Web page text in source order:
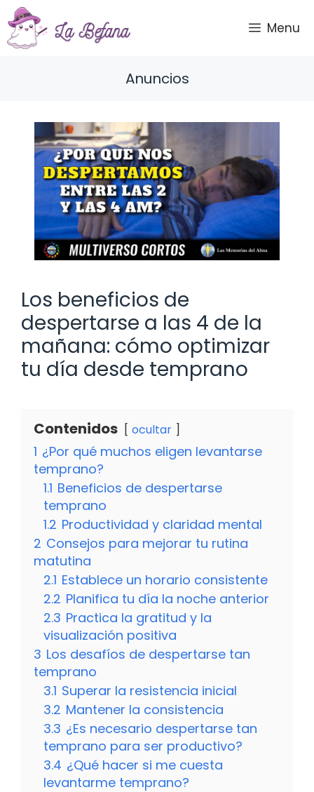
Saltar
al
contenido
Menu
Anuncios
Los beneficios de
despertarse a las 4 de la
mañana: cómo optimizar
tu día desde temprano
Contenidos ocultar
1 ¿Por qué muchos eligen levantarse
temprano?
1.1 Beneficios de despertarse
temprano
1.2 Productividad y claridad mental
2 Consejos para mejorar tu rutina
matutina
2.1 Establece un horario consistente
2.2 Planifica tu día la noche anterior
2.3 Practica la gratitud y la
visualización positiva
3 Los desafíos de despertarse tan
temprano
3.1 Superar la resistencia inicial
3.2 Mantener la consistencia
3.3 ¿Es necesario despertarse tan
temprano para ser productivo?
3.4 ¿Qué hacer si me cuesta
levantarme temprano?